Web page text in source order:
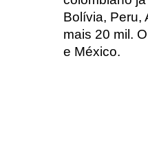
Bolívia, Peru,
mais 20 mil.
e México.